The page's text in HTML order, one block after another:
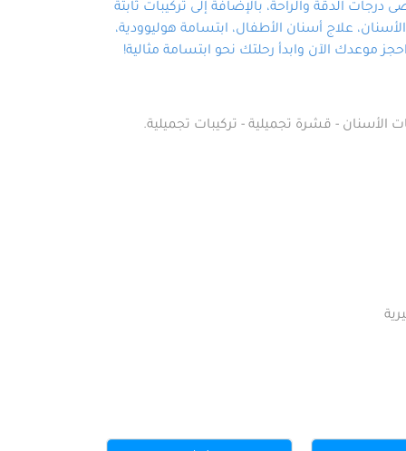
الدقة والراحة، بالإضافة إلى تركيبات ثابتة
علاج أسنان الأطفال، ابتسامة هوليوودية،
موعدك الآن وابدأ رحلتك نحو ابتسامة مثالية!
الأسنان - قشرة تجميلية - تركيبات تجميلية.